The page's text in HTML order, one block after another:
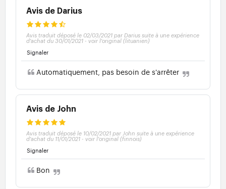
Avis de Darius
Avis traduit déposé le 02/03/2021 par Darius suite à une expérience
d'achat du 30/01/2021 - voir l'original (lituanien)
Signaler
Automatiquement, pas besoin de s'arrêter
Avis de John
Avis traduit déposé le 10/02/2021 par John suite à une expérience
d'achat du 11/01/2021 - voir l'original (finnois)
Signaler
Bon